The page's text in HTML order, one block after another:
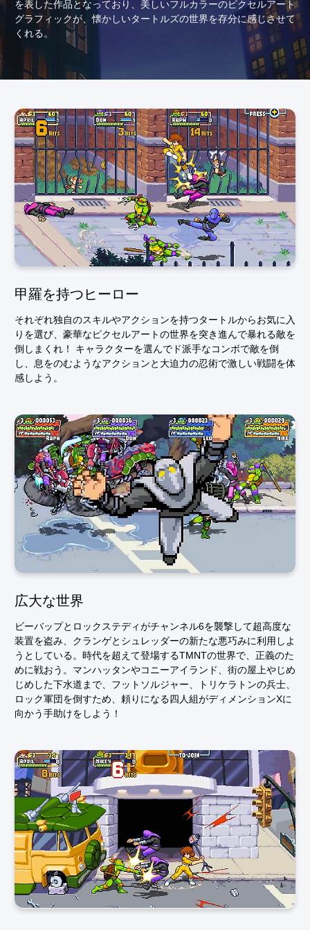
を表した作品となっており、美しいフルカラーのピクセルアート
グラフィックが、懐かしいタートルズの世界を存分に感じさせて
くれる。
甲羅を持つヒーロー
それぞれ独自のスキルやアクションを持つタートルからお気に入
りを選び、豪華なピクセルアートの世界を突き進んで暴れる敵を
倒しまくれ！ キャラクターを選んでド派手なコンボで敵を倒
し、息をのむようなアクションと大迫力の忍術で激しい戦闘を体
感しよう。
広大な世界
ビーバップとロックステディがチャンネル6を襲撃して超高度な
装置を盗み、クランゲとシュレッダーの新たな悪巧みに利用しよ
うとしている。時代を超えて登場するTMNTの世界で、正義のた
めに戦おう。マンハッタンやコニーアイランド、街の屋上やじめ
じめした下水道まで、フットソルジャー、トリケラトンの兵士、
ロック軍団を倒すため、頼りになる四人組がディメンションXに
向かう手助けをしよう！